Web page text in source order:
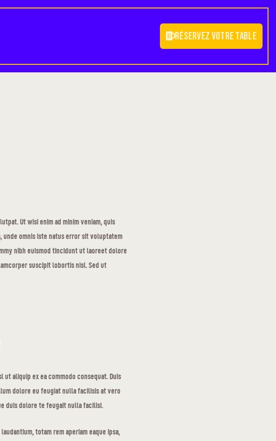
Réservez votre table
Ut wisi enim ad minim veniam, quis
omnis iste natus error sit voluptatem
nibh euismod tincidunt ut laoreet dolore
suscipit lobortis nisl. Sed ut
aliquip ex ea commodo consequat. Duis
dolore eu feugiat nulla facilisis at vero
duis dolore te feugait nulla facilisi.
totam rem aperiam eaque ipsa,